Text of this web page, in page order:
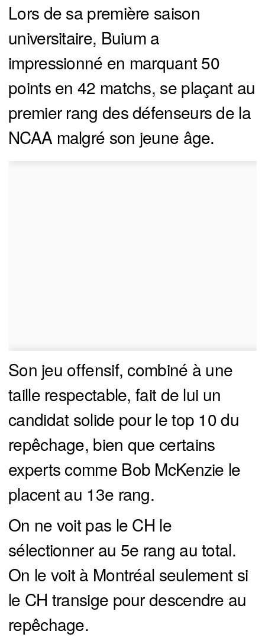
Lors de sa première saison
universitaire, Buium a
impressionné en marquant 50
points en 42 matchs, se plaçant au
premier rang des défenseurs de la
NCAA malgré son jeune âge.
Son jeu offensif, combiné à une
taille respectable, fait de lui un
candidat solide pour le top 10 du
repêchage, bien que certains
experts comme Bob McKenzie le
placent au 13e rang.
On ne voit pas le CH le
sélectionner au 5e rang au total.
On le voit à Montréal seulement si
le CH transige pour descendre au
repêchage.